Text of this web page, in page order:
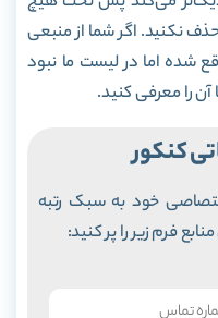
نکنید. اگر شما از منبعی
شده اما در لیست ما نبود
را معرفی کنید.
کنکور
خود به سبک رتبه
فرم زیر را پر کنید: